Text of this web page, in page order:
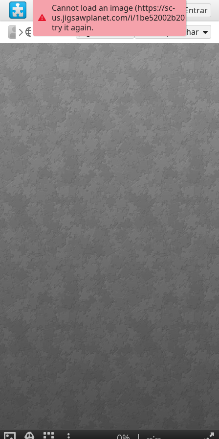
Inscreva-se Entrar
sodb2018
книга
Asas 35
Jogar como Compartilhar
Cannot load an image (https://sc-
us.jigsawplanet.com/i/
try it again.